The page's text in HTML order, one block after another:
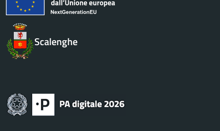
Scalenghe